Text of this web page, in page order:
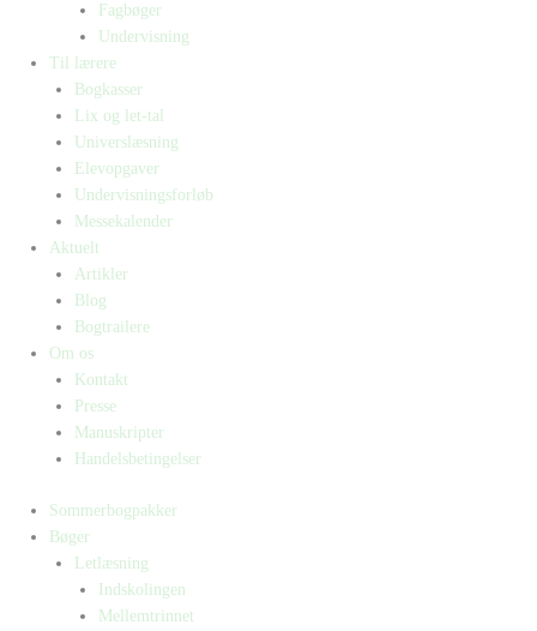
Fagbøger
Undervisning
Til lærere
Bogkasser
Lix og let-tal
Universlæsning
Elevopgaver
Undervisningsforløb
Messekalender
Aktuelt
Artikler
Blog
Bogtrailere
Om os
Kontakt
Presse
Manuskripter
Handelsbetingelser
Sommerbogpakker
Bøger
Letlæsning
Indskolingen
Mellemtrinnet